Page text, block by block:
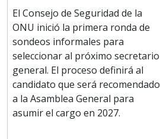
El Consejo de Seguridad de la
ONU inició la primera ronda de
sondeos informales para
seleccionar al próximo secretario
general. El proceso definirá al
candidato que será recomendado
a la Asamblea General para
asumir el cargo en 2027.